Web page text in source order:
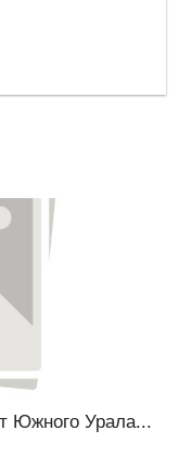
Южного Урала...